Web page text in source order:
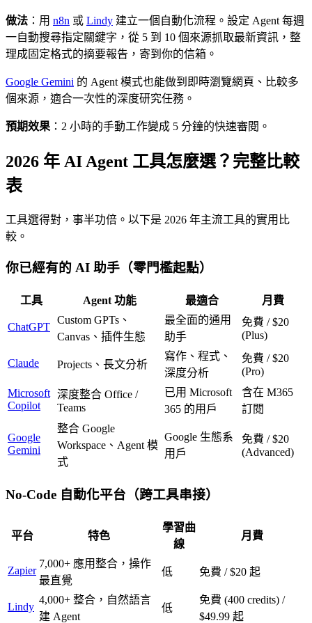
做法 ：用 n8n 或 Lindy 建立一個自動化流程。設定 Agent 每週
一自動搜尋指定關鍵字，從 5 到 10 個來源抓取最新資訊，整
理成固定格式的摘要報告，寄到你的信箱。
Google Gemini 的 Agent 模式也能做到即時瀏覽網頁、比較多
個來源，適合一次性的深度研究任務。
預期效果 ：2 小時的手動工作變成 5 分鐘的快速審閱。
2026 年 AI Agent 工具怎麼選？完整比較
表
工具選得對，事半功倍。以下是 2026 年主流工具的實用比
較。
你已經有的 AI 助手（零門檻起點）
工具 Agent 功能 最適合 月費
ChatGPT
Custom GPTs、
Canvas、插件生態
最全面的通用
助手
免費 / $20
(Plus)
Claude Projects、長文分析
寫作、程式、
深度分析
免費 / $20
(Pro)
Microsoft
Copilot
深度整合 Office /
Teams
已用 Microsoft
365 的用戶
含在 M365
訂閱
Google
Gemini
整合 Google
Workspace、Agent 模
式
Google 生態系
用戶
免費 / $20
(Advanced)
No-Code 自動化平台（跨工具串接）
平台 特色
學習曲
線
月費
Zapier
7,000+ 應用整合，操作
最直覺
低 免費 / $20 起
Lindy
4,000+ 整合，自然語言
建 Agent
低
免費 (400 credits) /
$49.99 起